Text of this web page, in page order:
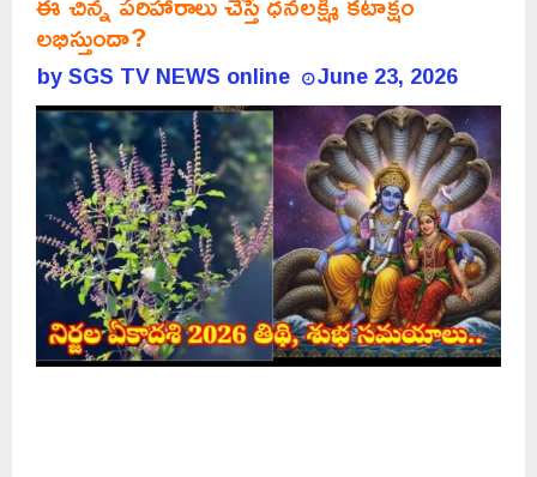
లభిస్తుందా?
bySGS TV NEWS online June 23, 2026